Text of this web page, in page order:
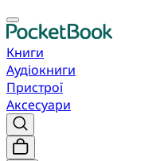
Книги
Аудіокниги
Пристрої
Аксесуари